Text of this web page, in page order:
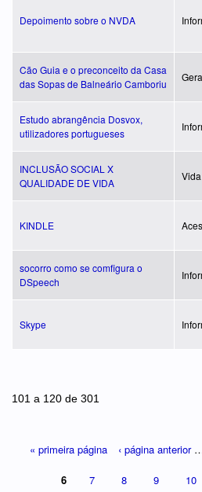
Depoimento sobre o NVDA
Cão Guia e o preconceito da Casa
das Sopas de Balneário Camboriu
Estudo abrangência Dosvox,
utilizadores portugueses
INCLUSÃO SOCIAL X
QUALIDADE DE VIDA
KINDLE
socorro como se comfigura o
DSpeech
Skype
101 a 120 de 301
« primeira página ‹ página anterior
6 7 8 9 10